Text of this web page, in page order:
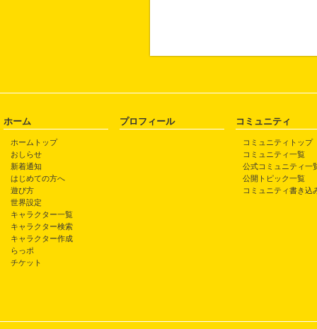
ホーム
ホームトップ
おしらせ
新着通知
はじめての方へ
遊び方
世界設定
キャラクター一覧
キャラクター検索
キャラクター作成
らっポ
チケット
プロフィール コミュニティ
コミュニティトップ
コミュニティ一覧
公式コミュニティ一
公開トピック一覧
コミュニティ書き込